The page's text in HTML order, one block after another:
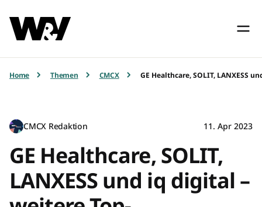
Home Themen CMCX GE Healthcare, SOLIT, LANXESS
CMCX Redaktion 11. Apr 2023
GE Healthcare, SOLIT,
LANXESS und iq digital –